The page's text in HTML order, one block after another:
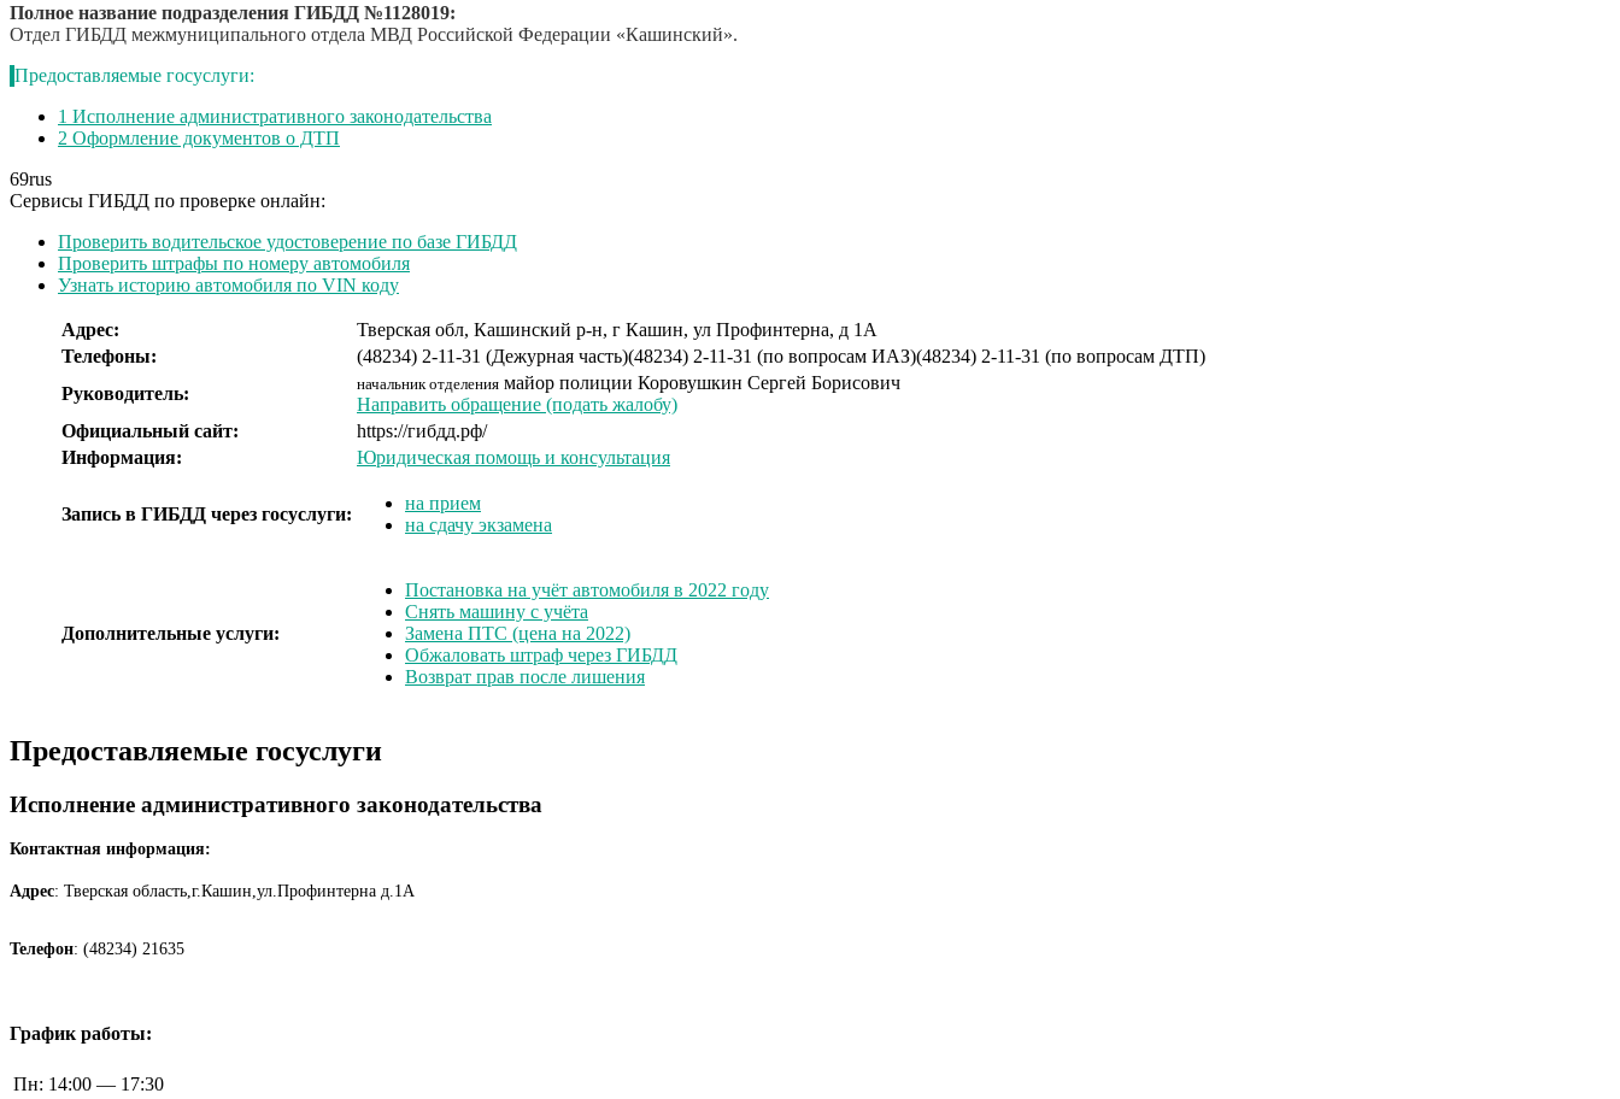
Полное название подразделения ГИБДД №1128019:
Отдел ГИБДД межмуниципального отдела МВД Российской Федерации «Кашинский».
Предоставляемые госуслуги:
1 Исполнение административного законодательства
2 Оформление документов о ДТП
69rus
Сервисы ГИБДД по проверке онлайн:
Проверить водительское удостоверение по базе ГИБДД
Проверить штрафы по номеру автомобиля
Узнать историю автомобиля по VIN коду
Адрес:
Тверская обл, Кашинский р-н, г Кашин, ул Профинтерна, д 1А
Телефоны:
(48234) 2-11-31 (Дежурная часть)(48234) 2-11-31 (по вопросам ИАЗ)(48234) 2-11-31 (по вопросам ДТП)
Руководитель:
начальник отделения майор полиции Коровушкин Сергей Борисович
Направить обращение (подать жалобу)
Официальный сайт:
https://гибдд.рф/
Информация:
Юридическая помощь и консультация
Запись в ГИБДД через госуслуги:
на прием
на сдачу экзамена
Дополнительные услуги:
Постановка на учёт автомобиля в 2022 году
Снять машину с учёта
Замена ПТС (цена на 2022)
Обжаловать штраф через ГИБДД
Возврат прав после лишения
Предоставляемые госуслуги
Исполнение административного законодательства
Контактная информация:
Адрес: Тверская область,г.Кашин,ул.Профинтерна д.1А
Телефон: (48234) 21635
График работы:
Пн: 14:00 — 17:30